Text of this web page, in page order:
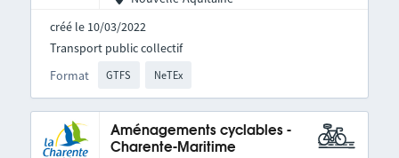
créé le 10/03/2022
Format GTFS NeTEx
Transport public collectif
Aménagements cyclables -
Charente-Maritime